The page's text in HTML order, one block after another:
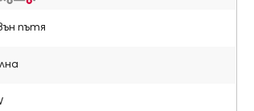
пътя